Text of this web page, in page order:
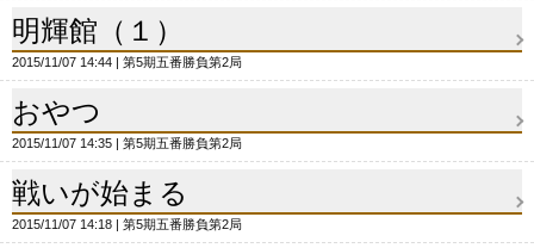
明輝館（１）
2015/11/07 14:44 第5期五番勝負第2局
おやつ
2015/11/07 14:35 第5期五番勝負第2局
戦いが始まる
2015/11/07 14:18 第5期五番勝負第2局